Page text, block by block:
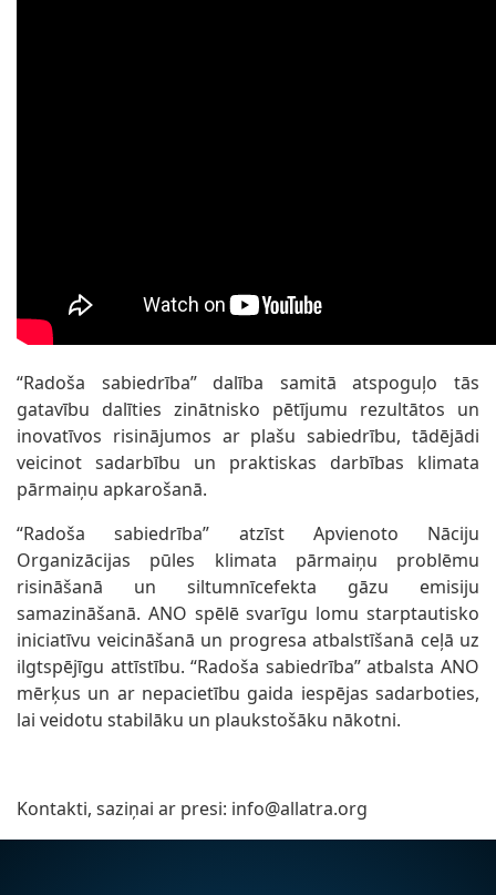
“Radoša sabiedrība” dalība samitā atspoguļo tās
gatavību dalīties zinātnisko pētījumu rezultātos un
inovatīvos risinājumos ar plašu sabiedrību, tādējādi
veicinot sadarbību un praktiskas darbības klimata
pārmaiņu apkarošanā.
“Radoša sabiedrība” atzīst Apvienoto Nāciju
Organizācijas pūles klimata pārmaiņu problēmu
risināšanā un siltumnīcefekta gāzu emisiju
samazināšanā. ANO spēlē svarīgu lomu starptautisko
iniciatīvu veicināšanā un progresa atbalstīšanā ceļā uz
ilgtspējīgu attīstību. “Radoša sabiedrība” atbalsta ANO
mērķus un ar nepacietību gaida iespējas sadarboties,
lai veidotu stabilāku un plaukstošāku nākotni.
Kontakti, saziņai ar presi: info@allatra.org